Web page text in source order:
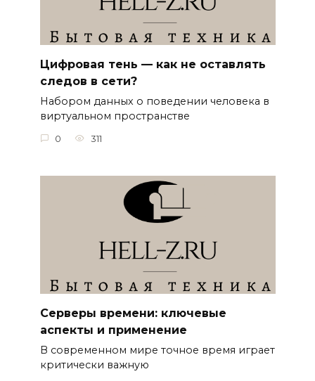
Цифровая тень — как не оставлять
следов в сети?
Набором данных о поведении человека в
виртуальном пространстве
0 311
Серверы времени: ключевые
аспекты и применение
В современном мире точное время играет
критически важную